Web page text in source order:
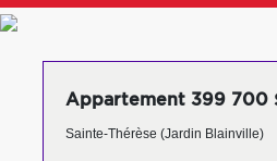
Appartement 399 700
Sainte-Thérèse (Jardin Blainville)